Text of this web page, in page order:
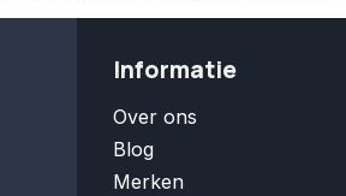
Informatie
Over ons
Blog
Merken